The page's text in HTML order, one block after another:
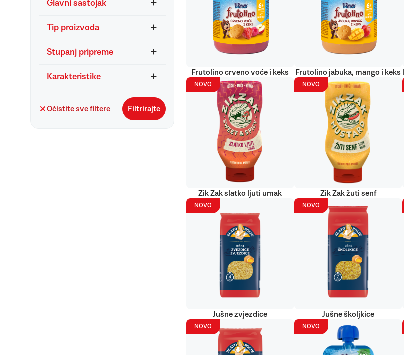
Glavni sastojak
Tip proizvoda
Stupanj pripreme
Karakteristike
Očistite sve filtere Filtrirajte
Frutolino crveno voće i keks Frutolino jabuka, mango i keks
NOVO
Zik Zak slatko ljuti umak
NOVO
Zik Zak žuti senf
NOVO
Jušne zvjezdice
NOVO
Jušne školjkice
NOVO NOVO